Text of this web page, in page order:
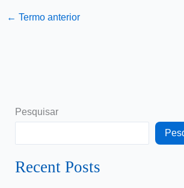
← Termo anterior
Pesquisar
Recent Posts